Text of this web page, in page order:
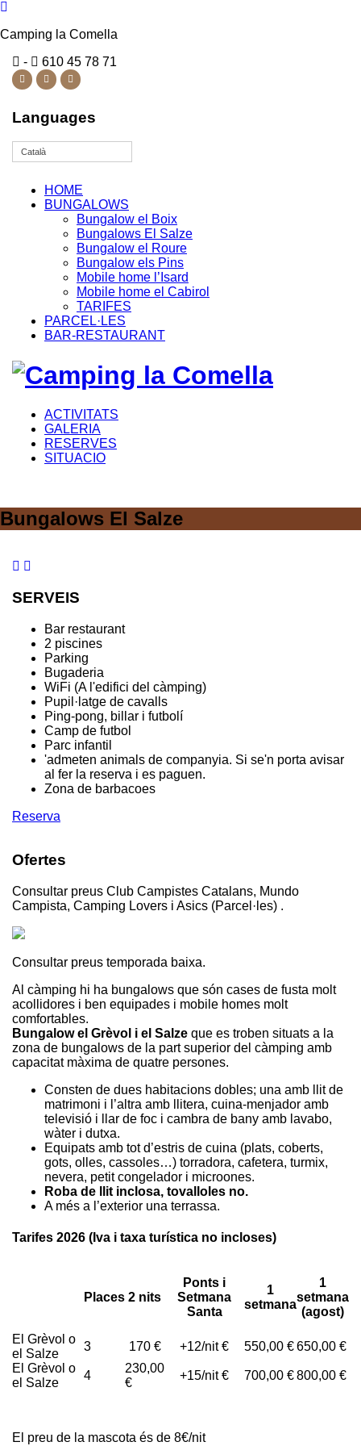
Camping la Comella
-
610 45 78 71
Languages
Català
HOME
BUNGALOWS
Bungalow el Boix
Bungalows El Salze
Bungalow el Roure
Bungalow els Pins
Mobile home l’Isard
Mobile home el Cabirol
TARIFES
PARCEL·LES
BAR-RESTAURANT
ACTIVITATS
GALERIA
RESERVES
SITUACIO
Bungalows El Salze
SERVEIS
Bar restaurant
2 piscines
Parking
Bugaderia
WiFi (A l'edifici del càmping)
Pupil·latge de cavalls
Ping-pong, billar i futbolí
Camp de futbol
Parc infantil
'admeten animals de companyia. Si se'n porta avisar
al fer la reserva i es paguen.
Zona de barbacoes
Reserva
Ofertes
Consultar preus Club Campistes Catalans, Mundo
Campista, Camping Lovers i Asics (Parcel·les) .
Consultar preus temporada baixa.
Al càmping hi ha bungalows que són cases de fusta molt
acollidores i ben equipades i mobile homes molt
comfortables.
Bungalow el Grèvol i el Salze que es troben situats a la
zona de bungalows de la part superior del càmping amb
capacitat màxima de quatre persones.
Consten de dues habitacions dobles; una amb llit de
matrimoni i l’altra amb llitera, cuina-menjador amb
televisió i llar de foc i cambra de bany amb lavabo,
wàter i dutxa.
Equipats amb tot d’estris de cuina (plats, coberts,
gots, olles, cassoles…) torradora, cafetera, turmix,
nevera, petit congelador i microones.
Roba de llit inclosa, tovalloles no.
A més a l’exterior una terrassa.
Tarifes 2026 (Iva i taxa turística no incloses)
Places 2 nits
Ponts i
Setmana
Santa
1
setmana
1
setmana
(agost)
El Grèvol o
el Salze
3 170 € +12/nit € 550,00 €650,00 €
El Grèvol o
el Salze
4
230,00
€
+15/nit € 700,00 €800,00 €
El preu de la mascota és de 8€/nit